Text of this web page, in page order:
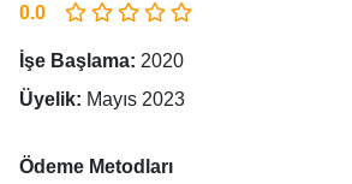
0.0
İşe Başlama: 2020
Üyelik: Mayıs 2023
Ödeme Metodları